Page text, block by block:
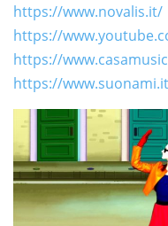
https://www.novalis.it/
https://
https://
https://